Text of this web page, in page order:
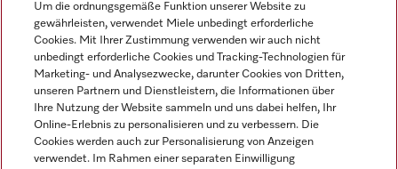
Sprache
DEUTSCH
Um die ordnungsgemäße Funktion unserer Website zu
gewährleisten, verwendet Miele unbedingt erforderliche
Cookies. Mit Ihrer Zustimmung verwenden wir auch nicht
unbedingt erforderliche Cookies und Tracking-Technologien für
Marketing- und Analysezwecke, darunter Cookies von Dritten,
unseren Partnern und Dienstleistern, die Informationen über
Ihre Nutzung der Website sammeln und uns dabei helfen, Ihr
Online-Erlebnis zu personalisieren und zu verbessern. Die
Cookies werden auch zur Personalisierung von Anzeigen
verwendet. Im Rahmen einer separaten Einwilligung